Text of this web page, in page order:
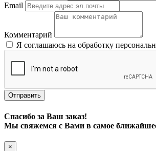
Email
Комментарий
Я соглашаюсь на обработку
Отправить
Спасибо за Ваш заказ!
Мы свяжемся с Вами в самое
×